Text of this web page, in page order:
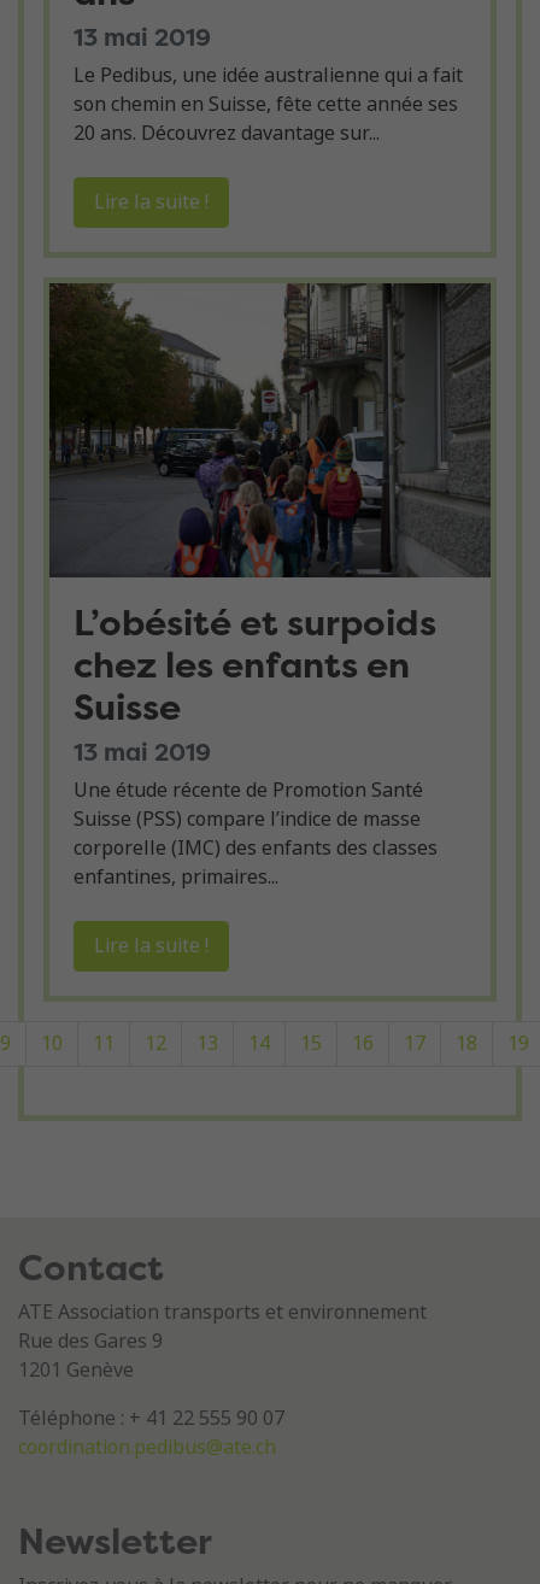
13 mai 2019
Le Pedibus, une idée australienne qui a fait
son chemin en Suisse, fête cette année ses
20 ans. Découvrez davantage sur...
Lire la suite !
L’obésité et surpoids
chez les enfants en
Suisse
13 mai 2019
Une étude récente de Promotion Santé
Suisse (PSS) compare l’indice de masse
corporelle (IMC) des enfants des classes
enfantines, primaires...
Lire la suite !
9 10 11 12 13 14 15 16 17 18 19
Contact
ATE Association transports et environnement
Rue des Gares 9
1201 Genève
Téléphone : + 41 22 555 90 07
coordination.pedibus@ate.ch
Newsletter